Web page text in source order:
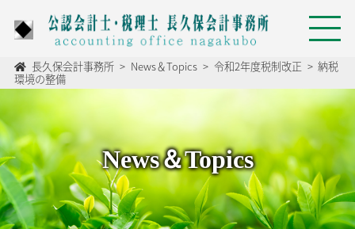
長久保会計事務所 > News＆Topics > 令和2年度税制改正 > 納税
環境の整備
News＆Topics